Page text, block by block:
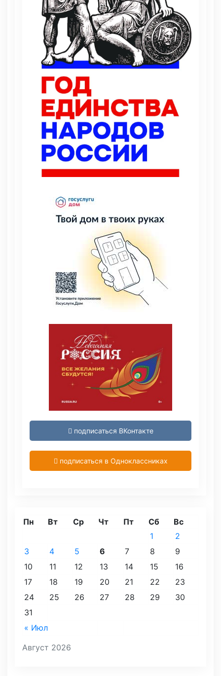
подписаться ВКонтакте
подписаться в Одноклассниках
Август 2026
Пн Вт Ср Чт Пт Сб Вс
« Июл
1
2
3
4 5 6 7 8
9
10
11 12 13 14 15
16
17
18 19 20 21 22
23
24
25 26 27 28 29
30
31